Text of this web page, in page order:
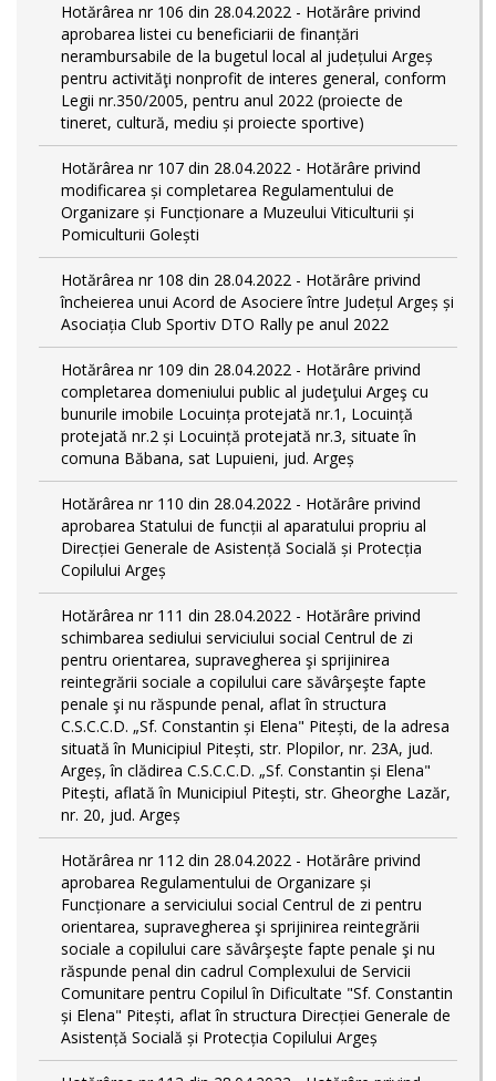
Hotărârea nr 106 din 28.04.2022 - Hotărâre privind
aprobarea listei cu beneficiarii de finanțări
nerambursabile de la bugetul local al județului Argeș
pentru activităţi nonprofit de interes general, conform
Legii nr.350/2005, pentru anul 2022 (proiecte de
tineret, cultură, mediu și proiecte sportive)
Hotărârea nr 107 din 28.04.2022 - Hotărâre privind
modificarea și completarea Regulamentului de
Organizare și Funcționare a Muzeului Viticulturii și
Pomiculturii Golești
Hotărârea nr 108 din 28.04.2022 - Hotărâre privind
încheierea unui Acord de Asociere între Județul Argeș și
Asociația Club Sportiv DTO Rally pe anul 2022
Hotărârea nr 109 din 28.04.2022 - Hotărâre privind
completarea domeniului public al judeţului Argeş cu
bunurile imobile Locuința protejată nr.1, Locuință
protejată nr.2 și Locuință protejată nr.3, situate în
comuna Băbana, sat Lupuieni, jud. Argeș
Hotărârea nr 110 din 28.04.2022 - Hotărâre privind
aprobarea Statului de funcții al aparatului propriu al
Direcției Generale de Asistență Socială și Protecția
Copilului Argeș
Hotărârea nr 111 din 28.04.2022 - Hotărâre privind
schimbarea sediului serviciului social Centrul de zi
pentru orientarea, supravegherea şi sprijinirea
reintegrării sociale a copilului care săvârşeşte fapte
penale şi nu răspunde penal, aflat în structura
C.S.C.C.D. „Sf. Constantin și Elena" Pitești, de la adresa
situată în Municipiul Pitești, str. Plopilor, nr. 23A, jud.
Argeș, în clădirea C.S.C.C.D. „Sf. Constantin și Elena"
Pitești, aflată în Municipiul Pitești, str. Gheorghe Lazăr,
nr. 20, jud. Argeș
Hotărârea nr 112 din 28.04.2022 - Hotărâre privind
aprobarea Regulamentului de Organizare și
Funcționare a serviciului social Centrul de zi pentru
orientarea, supravegherea şi sprijinirea reintegrării
sociale a copilului care săvârşeşte fapte penale şi nu
răspunde penal din cadrul Complexului de Servicii
Comunitare pentru Copilul în Dificultate "Sf. Constantin
și Elena" Pitești, aflat în structura Direcției Generale de
Asistență Socială și Protecția Copilului Argeș